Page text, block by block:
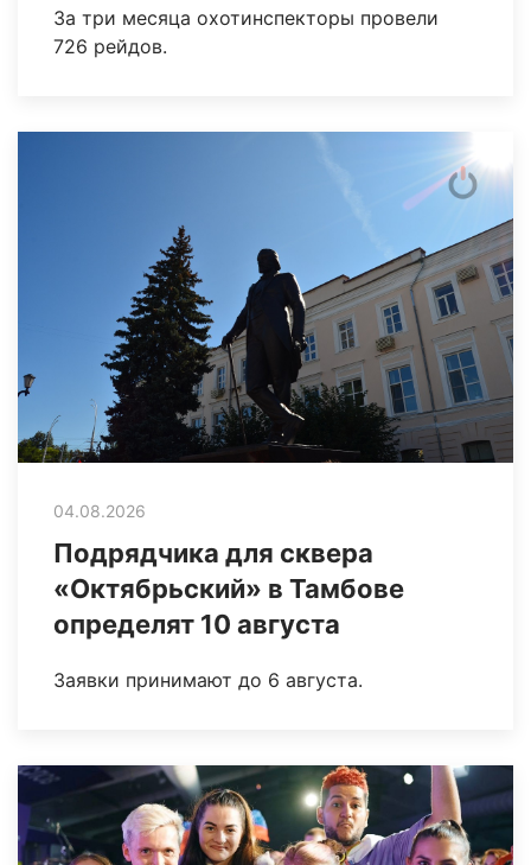
За три месяца охотинспекторы провели
726 рейдов.
04.08.2026
Подрядчика для сквера
«Октябрьский» в Тамбове
определят 10 августа
Заявки принимают до 6 августа.